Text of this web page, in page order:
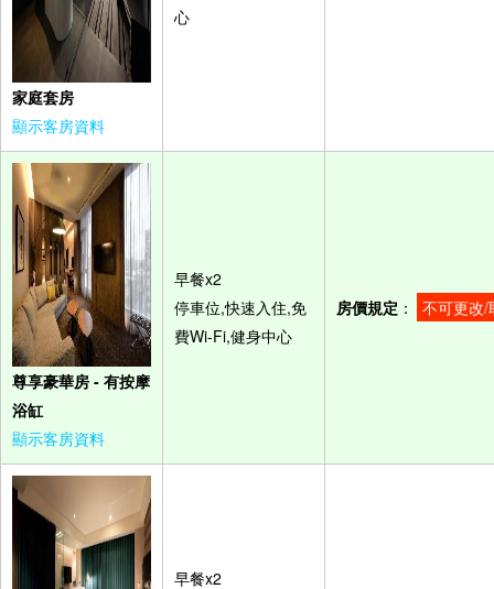
家庭套房
顯示客房資料
心
尊享豪華房 - 有按摩
浴缸
顯示客房資料
早餐x2
停車位,快速入住,免
費Wi-Fi,健身中心
房價規定 ： 不可更改/
早餐x2